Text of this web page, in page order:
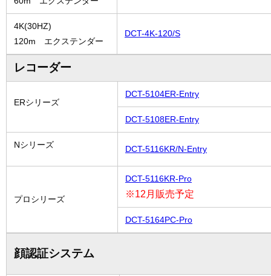
4K(30HZ)
120m エクステンダー
DCT-4K-120/S
レコーダー
ERシリーズ
DCT-5104ER-Entry
DCT-5108ER-Entry
Nシリーズ DCT-5116KR/N-Entry
プロシリーズ
DCT-5116KR-Pro
※12月販売予定
DCT-5164PC-Pro
顔認証システム